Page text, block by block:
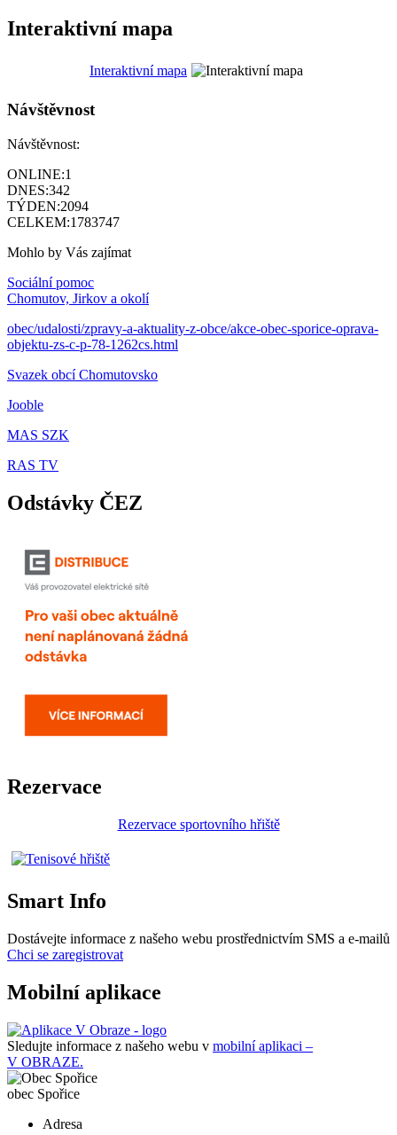
Interaktivní mapa
Interaktivní mapa
Návštěvnost
Návštěvnost:
ONLINE:1
DNES:342
TÝDEN:2094
CELKEM:1783747
Mohlo by Vás zajímat
Sociální pomoc
Chomutov, Jirkov a okolí
obec/udalosti/zpravy-a-aktuality-z-obce/akce-obec-sporice-oprava-
objektu-zs-c-p-78-1262cs.html
Svazek obcí Chomutovsko
Jooble
MAS SZK
RAS TV
Odstávky ČEZ
Rezervace
Rezervace sportovního hřiště
Smart Info
Dostávejte informace z našeho webu prostřednictvím SMS a e-mailů
Chci se zaregistrovat
Mobilní aplikace
Sledujte informace z našeho webu v mobilní aplikaci –
V OBRAZE.
obec Spořice
Adresa